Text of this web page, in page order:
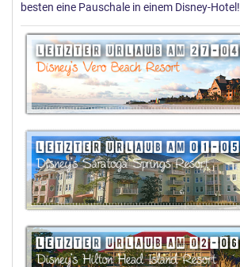
besten eine Pauschale in einem Disney-Hotel!